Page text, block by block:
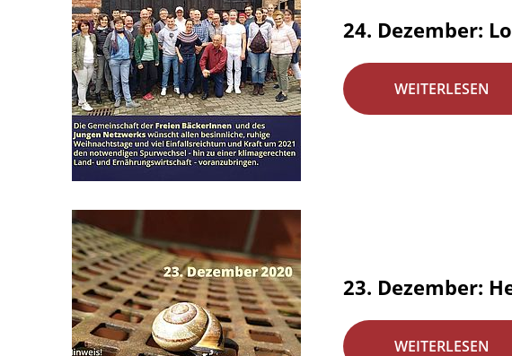
24. Dezember:
WEITERLESEN
23. Dezember:
WEITERLESEN